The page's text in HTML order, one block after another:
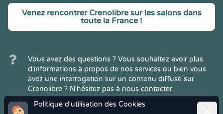
Politique d'utilisation des Cookies
Venez rencontrer Crenolibre sur les salons dans
toute la France !
Vous avez des questions ? Vous souhaitez avoir plus
d'informations à propos de nos services ou bien vous
avez une interrogation sur un contenu diffusé sur
Crenolibre ? N'hésitez pas à nous contacter.